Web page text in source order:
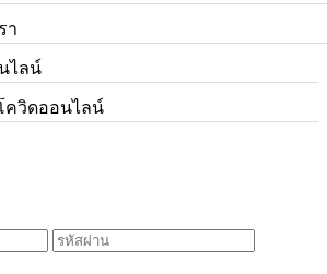
า
ไลน์
ควิดออนไลน์